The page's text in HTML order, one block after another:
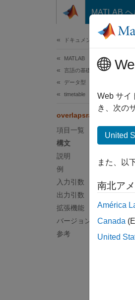
コンテンツへスキップ
MATLAB
ドキュメンテーションのホー
MATLAB
言語の基礎
データ型
timetable
overlapsrange
項目一覧
構文
説明
例
入力引数
出力引数
拡張機能
バージョン履歴
参考
Web サイ
き、次の
United
また、以
南北ア
América
Canada
United